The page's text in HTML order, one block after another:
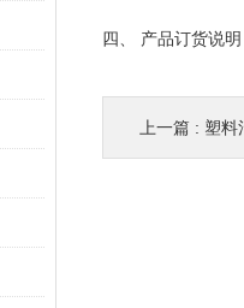
四、 产品订货说
上一篇 : 塑料